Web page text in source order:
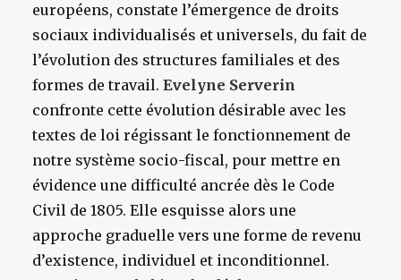
européens, constate l’émergence de droits
sociaux individualisés et universels, du fait de
l’évolution des structures familiales et des
formes de travail. Evelyne Serverin
confronte cette évolution désirable avec les
textes de loi régissant le fonctionnement de
notre système socio-fiscal, pour mettre en
évidence une difficulté ancrée dès le Code
Civil de 1805. Elle esquisse alors une
approche graduelle vers une forme de revenu
d’existence, individuel et inconditionnel.